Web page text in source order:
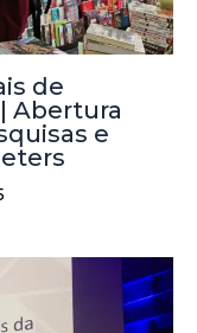
de
Abertura
e